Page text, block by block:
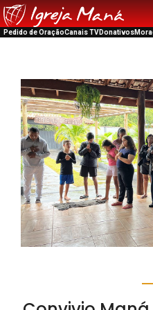
Pedido de OraçãoCanais TVDonativos